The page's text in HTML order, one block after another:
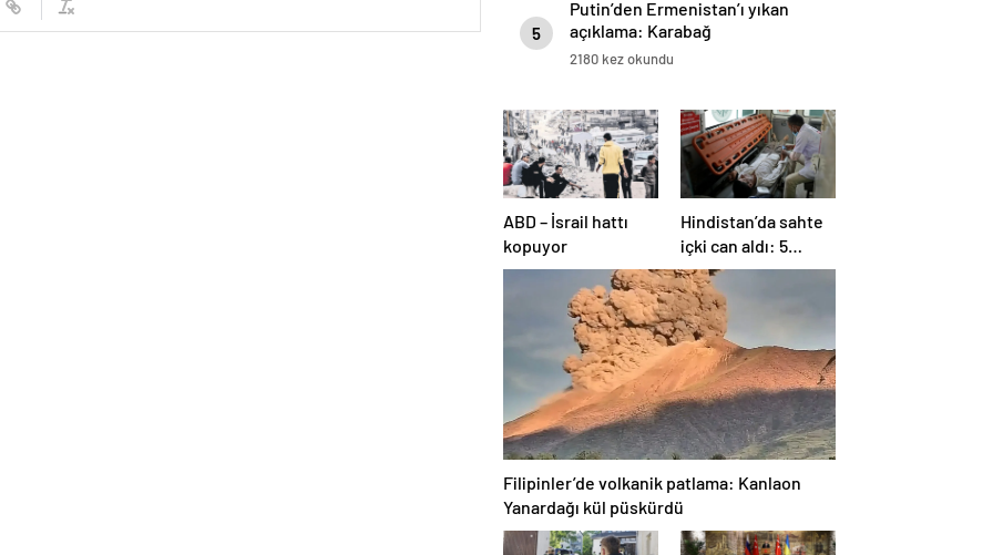
5
Putin’den Ermenistan’ı yıkan
açıklama: Karabağ
Azerbaycan’ın ayrılmaz bir
2180 kez okundu
ABD – İsrail hattı
kopuyor
Hindistan’da sahte
içki can aldı: 5
köyde alarm verildi
Filipinler’de volkanik patlama: Kanlaon
Yanardağı kül püskürdü